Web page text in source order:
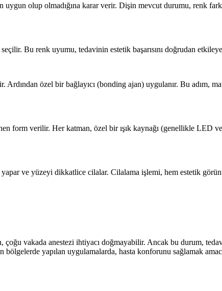
olup olmadığına karar verir. Dişin mevcut durumu, renk
Bu renk uyumu, tedavinin estetik başarısını doğrudan
özel bir bağlayıcı (bonding ajan) uygulanır. Bu adım,
form verilir. Her katman, özel bir ışık kaynağı (genellikle LED
ve yüzeyi dikkatlice cilalar. Cilalama işlemi, hem estetik
vakada anestezi ihtiyacı doğmayabilir. Ancak bu durum,
yapılan uygulamalarda, hasta konforunu sağlamak